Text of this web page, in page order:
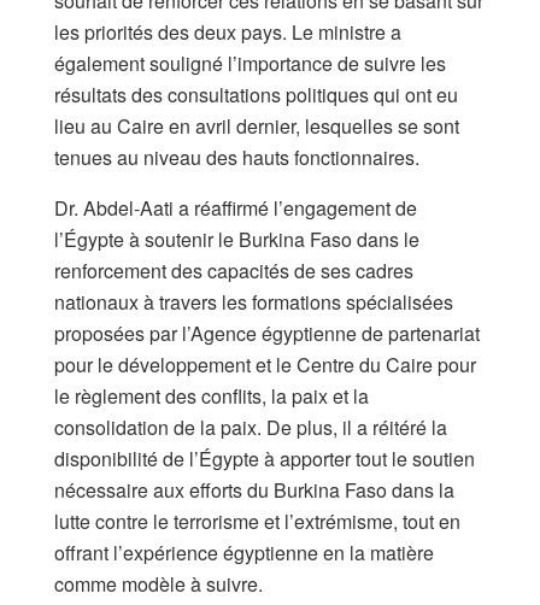
les priorités des deux pays. Le ministre a
également souligné l’importance de suivre les
résultats des consultations politiques qui ont eu
lieu au Caire en avril dernier, lesquelles se sont
tenues au niveau des hauts fonctionnaires.
Dr. Abdel-Aati a réaffirmé l’engagement de
l’Égypte à soutenir le Burkina Faso dans le
renforcement des capacités de ses cadres
nationaux à travers les formations spécialisées
proposées par l’Agence égyptienne de partenariat
pour le développement et le Centre du Caire pour
le règlement des conflits, la paix et la
consolidation de la paix. De plus, il a réitéré la
disponibilité de l’Égypte à apporter tout le soutien
nécessaire aux efforts du Burkina Faso dans la
lutte contre le terrorisme et l’extrémisme, tout en
offrant l’expérience égyptienne en la matière
comme modèle à suivre.